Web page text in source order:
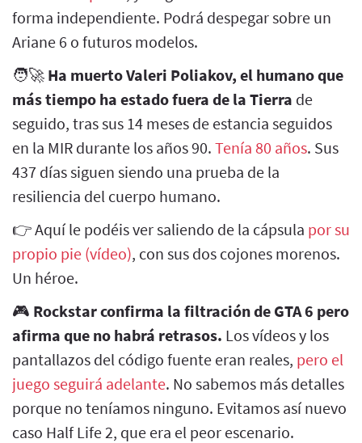
forma independiente. Podrá despegar sobre un
Ariane 6 o futuros modelos.
🧑‍🚀 Ha muerto Valeri Poliakov, el humano que
más tiempo ha estado fuera de la Tierra de
seguido, tras sus 14 meses de estancia seguidos
en la MIR durante los años 90. Tenía 80 años. Sus
437 días siguen siendo una prueba de la
resiliencia del cuerpo humano.
👉 Aquí le podéis ver saliendo de la cápsula por su
propio pie (vídeo), con sus dos cojones morenos.
Un héroe.
🎮 Rockstar confirma la filtración de GTA 6 pero
afirma que no habrá retrasos. Los vídeos y los
pantallazos del código fuente eran reales, pero el
juego seguirá adelante. No sabemos más detalles
porque no teníamos ninguno. Evitamos así nuevo
caso Half Life 2, que era el peor escenario.